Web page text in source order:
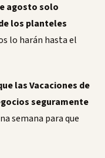
agosto solo
los planteles
lo harán hasta el
las Vacaciones de
seguramente
semana para que